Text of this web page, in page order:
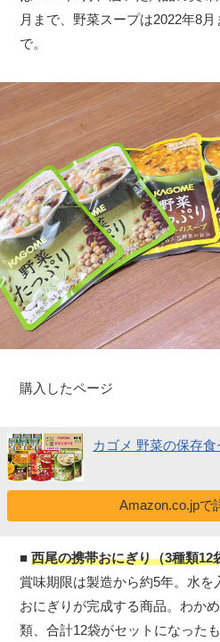
月まで、野菜スープは2022年8
で。
購入したページ
カゴメ 野菜の保存食
Amazon.co.jpで
■西尾の携帯おにぎり（3種類12
賞味期限は製造から約5年。水を
おにぎりが完成する商品。わか
類、合計12袋がセットになった